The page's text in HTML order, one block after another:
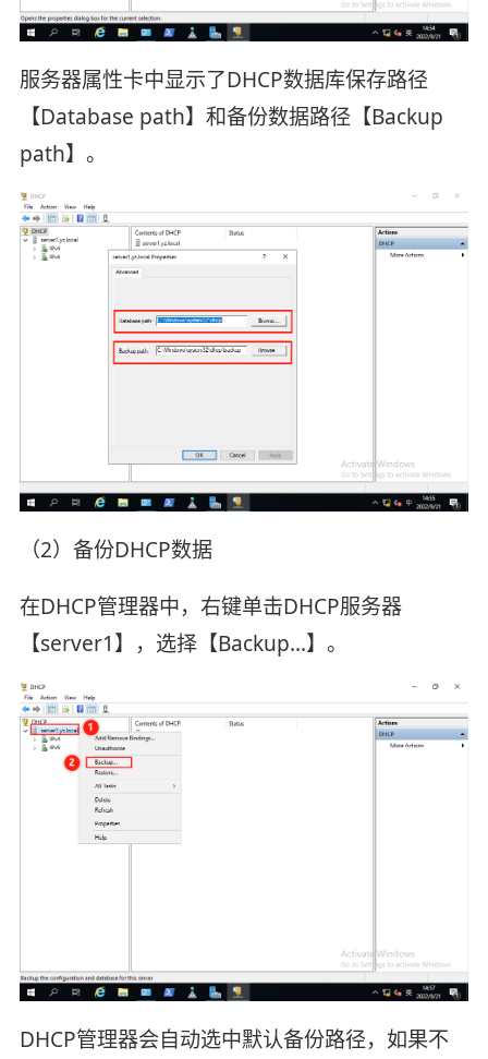
服务器属性卡中显示了DHCP数据库保存路径
【Database path】和备份数据路径【Backup
path】。
（2）备份DHCP数据
在DHCP管理器中，右键单击DHCP服务器
【server1】，选择【Backup…】。
DHCP管理器会自动选中默认备份路径，如果不